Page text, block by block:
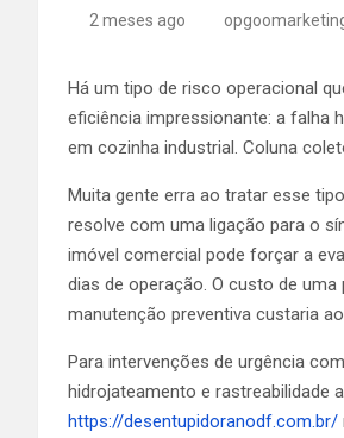
2 meses ago
Há um tipo de risco operacional
eficiência impressionante: a falha
em cozinha industrial. Coluna
Muita gente erra ao tratar esse
resolve com uma ligação para o
imóvel comercial pode forçar a
dias de operação. O custo de
manutenção preventiva custaria
Para intervenções de urgência
hidrojateamento e rastreabilidade
https://desentupidoranodf.com.br/